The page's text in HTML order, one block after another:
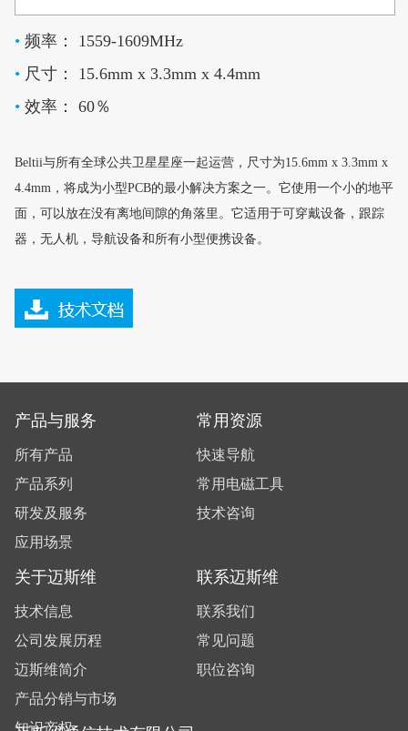
•频率： 1559-1609MHz
•尺寸： 15.6mm x 3.3mm x 4.4mm
•效率： 60％
Beltii与所有全球公共卫星星座一起运营，尺寸为15.6mm x 3.3mm x
4.4mm，将成为小型PCB的最小解决方案之一。它使用一个小的地平
面，可以放在没有离地间隙的角落里。它适用于可穿戴设备，跟踪
器，无人机，导航设备和所有小型便携设备。
产品与服务
所有产品
产品系列
研发及服务
应用场景
常用资源
快速导航
常用电磁工具
技术咨询
关于迈斯维
技术信息
公司发展历程
迈斯维简介
产品分销与市场
联系迈斯维
联系我们
常见问题
职位咨询